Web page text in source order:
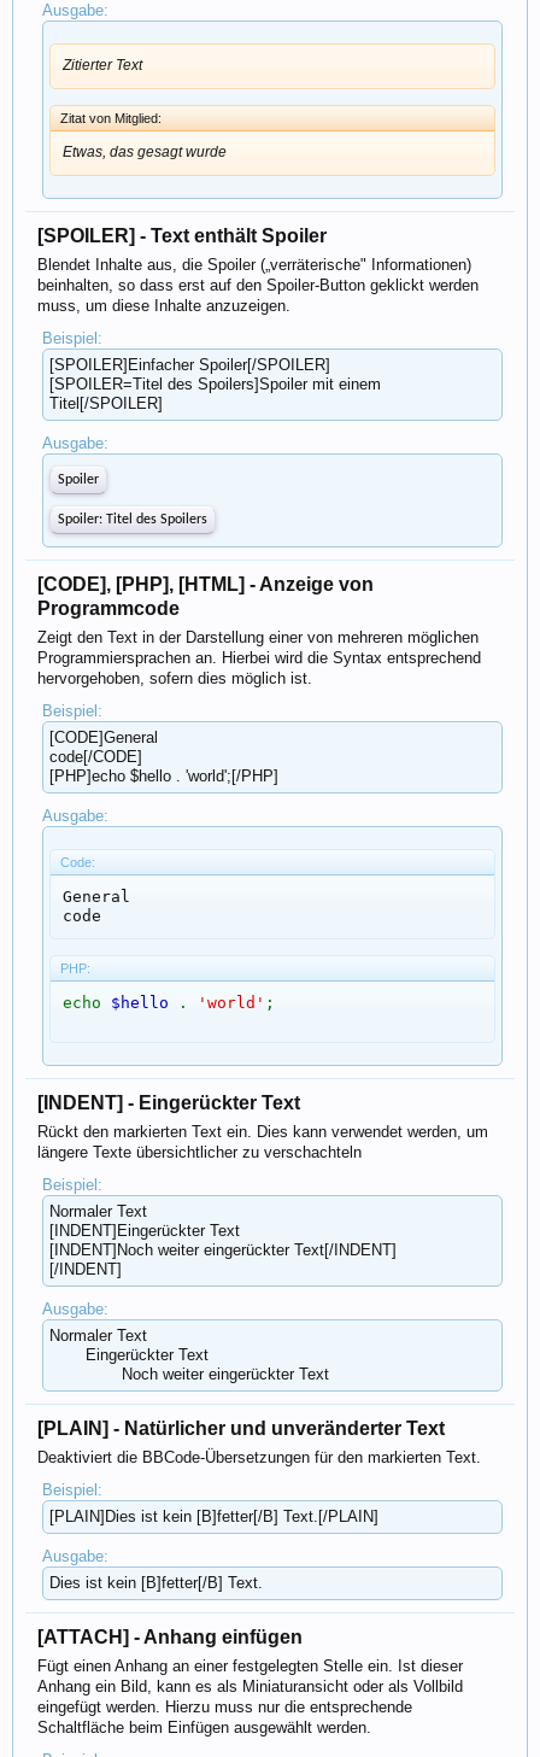
Ausgabe:
Zitierter Text
Zitat von Mitglied:
Etwas, das gesagt wurde
[SPOILER] - Text enthält Spoiler
Blendet Inhalte aus, die Spoiler („verräterische" Informationen)
beinhalten, so dass erst auf den Spoiler-Button geklickt werden
muss, um diese Inhalte anzuzeigen.
Beispiel:
[SPOILER]Einfacher Spoiler[/SPOILER]
[SPOILER=Titel des Spoilers]Spoiler mit einem
Titel[/SPOILER]
Ausgabe:
Spoiler
Spoiler: Titel des Spoilers
[CODE], [PHP], [HTML] - Anzeige von
Programmcode
Zeigt den Text in der Darstellung einer von mehreren möglichen
Programmiersprachen an. Hierbei wird die Syntax entsprechend
hervorgehoben, sofern dies möglich ist.
Beispiel:
[CODE]General
code[/CODE]
[PHP]echo $hello . 'world';[/PHP]
Ausgabe:
Code:
General
code
PHP:
echo $hello . 'world' ;
[INDENT] - Eingerückter Text
Rückt den markierten Text ein. Dies kann verwendet werden, um
längere Texte übersichtlicher zu verschachteln
Beispiel:
Normaler Text
[INDENT]Eingerückter Text
[INDENT]Noch weiter eingerückter Text[/INDENT]
[/INDENT]
Ausgabe:
Normaler Text
Eingerückter Text
Noch weiter eingerückter Text​
[PLAIN] - Natürlicher und unveränderter Text
Deaktiviert die BBCode-Übersetzungen für den markierten Text.
Beispiel:
[PLAIN]Dies ist kein [B]fetter[/B] Text.[/PLAIN]
Ausgabe:
Dies ist kein [B]fetter[/B] Text.
[ATTACH] - Anhang einfügen
Fügt einen Anhang an einer festgelegten Stelle ein. Ist dieser
Anhang ein Bild, kann es als Miniaturansicht oder als Vollbild
eingefügt werden. Hierzu muss nur die entsprechende
Schaltfläche beim Einfügen ausgewählt werden.